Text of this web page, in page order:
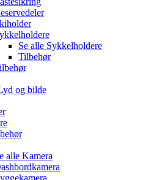
Se alle Sykkelholdere
Tilbehør
og bilde
alle Kamera